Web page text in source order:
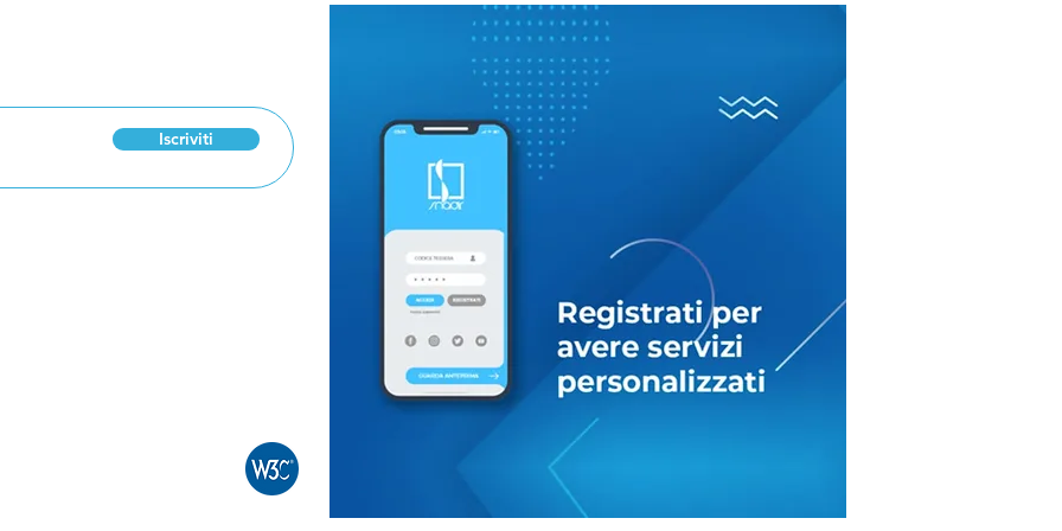
incontra gli insegnanti
di religione
Manzoni fuori dalle
scuole? Il ‘processo’ ai
Promessi Sposi tra
provocazione e realtà
Iscriviti